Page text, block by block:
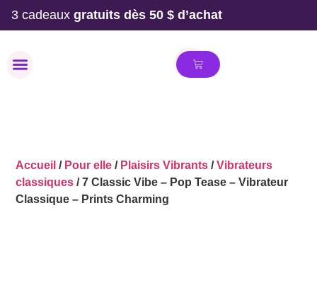
3 cadeaux gratuits dès 50 $ d’achat
Accueil / Pour elle / Plaisirs Vibrants /Vibrateurs
classiques / 7 Classic Vibe – Pop Tease – Vibrateur
Classique – Prints Charming